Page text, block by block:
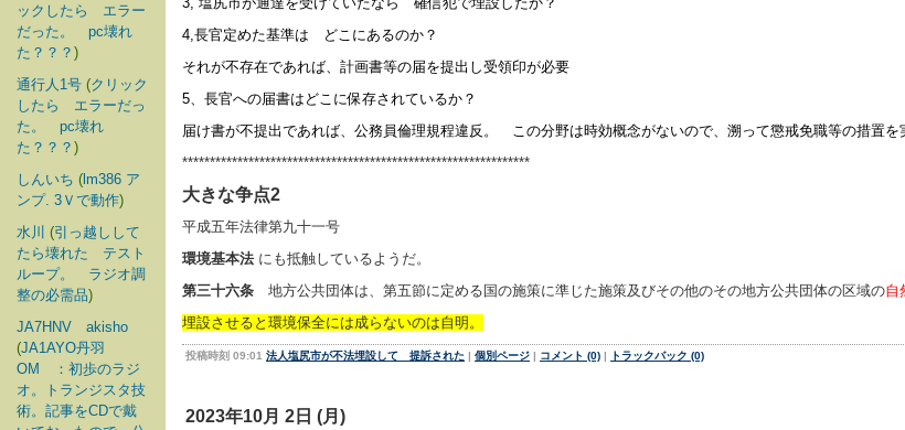
ックしたら エラー
だった。 pc壊れ
た？？？ )
通行人1号 (クリック
したら エラーだっ
た。 pc壊れ
た？？？ )
しんいち ( lm386 ア
ンプ. 3Ｖで動作)
水川 (引っ越しして
たら壊れた テスト
ループ。 ラジオ調
整の必需品)
JA7HNV akisho
(JA1AYO丹羽
OM ：初歩のラジ
オ。トランジスタ技
術。記事をCDで戴
4,長官定めた基準は どこにあるのか？
それが不存在であれば、計画書等の届を提出し受領印が必要
5、長官への届書はどこに保存されているか？
届け書が不提出であれば、公務員倫理規程違反。 この分野は時効概念がないので、溯って懲戒免職等の措置を
***************************************************************
大きな争点2
平成五年法律第九十一号
環境基本法 にも抵触しているようだ。
第三十六条 地方公共団体は、第五節に定める国の施策に準じた施策及びその他のその地方公共団体の区域の自
埋設させると環境保全には成らないのは自明。
投稿時刻 09:01 法人塩尻市が不法埋設して 提訴された | 個別ページ | コメント (0) | トラックバック (0)
2023年10月 2日 (月)